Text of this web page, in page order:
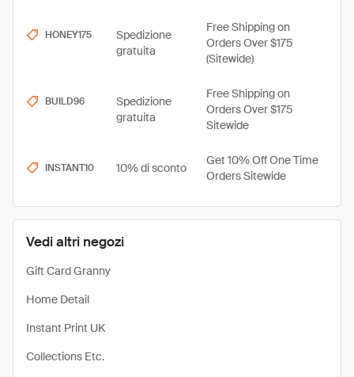
Vedi altri negozi
Gift Card Granny
Home Detail
Instant Print UK
Collections Etc.
HONEY175
Spedizione
gratuita
Free Shipping on
Orders Over $175
(Sitewide)
BUILD96
Spedizione
gratuita
Free Shipping on
Orders Over $175
Sitewide
INSTANT10 10% di sconto
Get 10% Off One Time
Orders Sitewide